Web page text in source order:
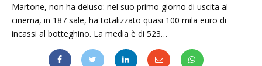
Martone, non ha deluso: nel suo primo giorno di uscita al
cinema, in 187 sale, ha totalizzato quasi 100 mila euro di
incassi al botteghino. La media è di 523…